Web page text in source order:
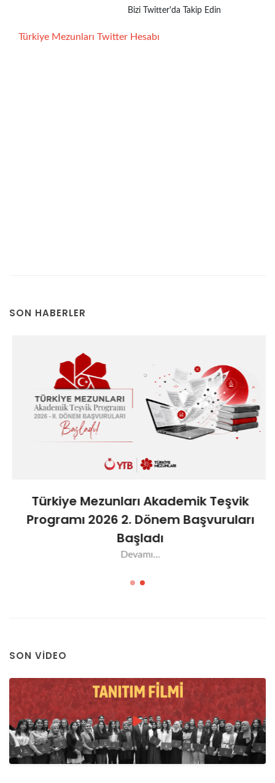
Bizi Twitter'da Takip Edin
Türkiye Mezunları Twitter Hesabı
SON HABERLER
Türkiye Mezunları Akademik Teşvik
Programı 2026 2. Dönem Başvuruları
Başladı
Devamı...
SON VIDEO